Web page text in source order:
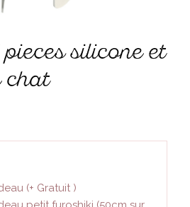
chat
(+ Gratuit )